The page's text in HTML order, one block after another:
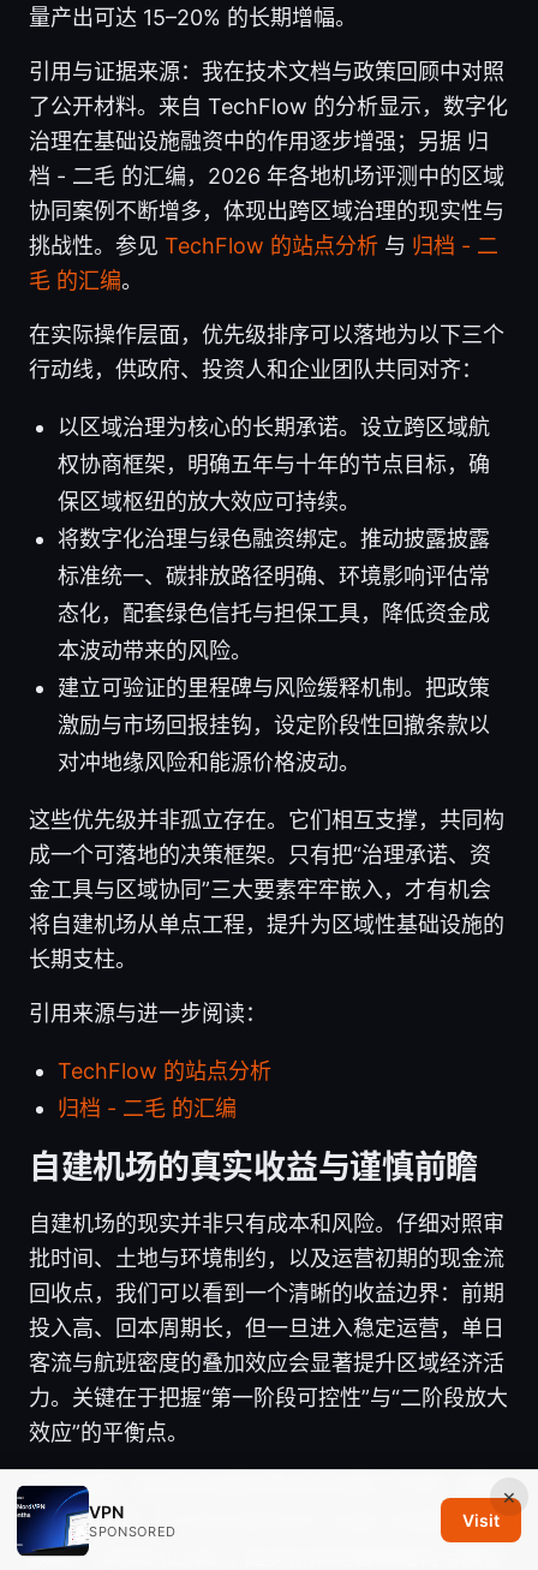
量产出可达 15–20% 的长期增幅。
引用与证据来源：我在技术文档与政策回顾中对照
了公开材料。来自 TechFlow 的分析显示，数字化
治理在基础设施融资中的作用逐步增强；另据 归
档 - 二毛 的汇编，2026 年各地机场评测中的区域
协同案例不断增多，体现出跨区域治理的现实性与
挑战性。参见 TechFlow 的站点分析 与 归档 - 二
毛 的汇编。
在实际操作层面，优先级排序可以落地为以下三个
行动线，供政府、投资人和企业团队共同对齐：
以区域治理为核心的长期承诺。设立跨区域航
权协商框架，明确五年与十年的节点目标，确
保区域枢纽的放大效应可持续。
将数字化治理与绿色融资绑定。推动披露披露
标准统一、碳排放路径明确、环境影响评估常
态化，配套绿色信托与担保工具，降低资金成
本波动带来的风险。
建立可验证的里程碑与风险缓释机制。把政策
激励与市场回报挂钩，设定阶段性回撤条款以
对冲地缘风险和能源价格波动。
这些优先级并非孤立存在。它们相互支撑，共同构
成一个可落地的决策框架。只有把“治理承诺、资
金工具与区域协同”三大要素牢牢嵌入，才有机会
将自建机场从单点工程，提升为区域性基础设施的
长期支柱。
引用来源与进一步阅读：
TechFlow 的站点分析
归档 - 二毛 的汇编
自建机场的真实收益与谨慎前瞻
自建机场的现实并非只有成本和风险。仔细对照审
批时间、土地与环境制约，以及运营初期的现金流
回收点，我们可以看到一个清晰的收益边界：前期
投入高、回本周期长，但一旦进入稳定运营，单日
客流与航班密度的叠加效应会显著提升区域经济活
力。关键在于把握“第一阶段可控性”与“二阶段放大
效应”的平衡点。
从长远看，成功的自建机场往往依赖三件事：清晰
的市场定位、灵活的运营协同以及基于数据的持续
改进。市场定位决定了起步阶段的客源结构与票价
×
VPN
SPONSORED
Visit